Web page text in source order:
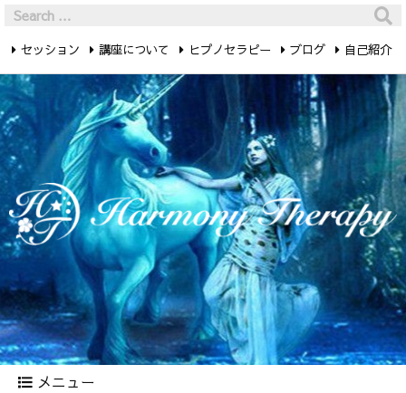
メニュー
セッション 講座について ヒプノセラピー ブログ 自己紹介
最新記事 お問い合わせ